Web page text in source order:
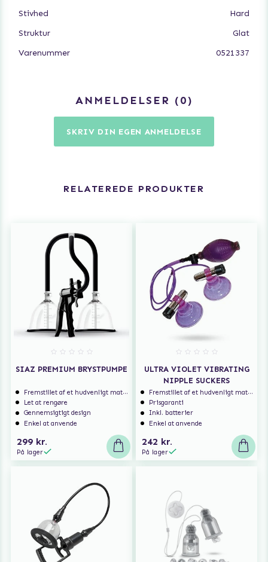
Stivhed
Hard
Struktur
Glat
Varenummer
0521337
ANMELDELSER 0
SKRIV DIN EGEN ANMELDELSE
RELATEREDE PRODUKTER
SIAZ PREMIUM BRYSTPUMPE
Fremstillet af et hudvenligt materiale
Let at rengøre
Gennemsigtigt design
Enkel at anvende
299 kr.
På lager
ULTRA VIOLET VIBRATING
NIPPLE SUCKERS
Fremstillet af et hudvenligt materiale
Prisgaranti
Inkl. batterier
Enkel at anvende
242 kr.
På lager